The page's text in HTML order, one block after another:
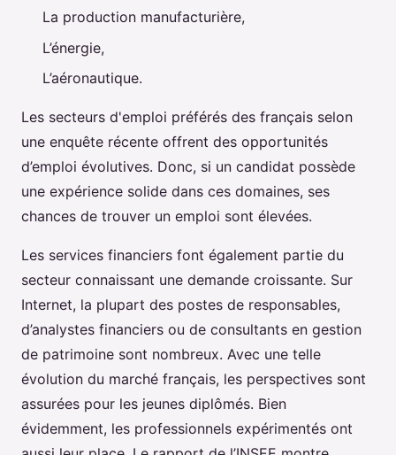
La production manufacturière,
L’énergie,
L’aéronautique.
Les secteurs d'emploi préférés des français selon
une enquête récente offrent des opportunités
d’emploi évolutives. Donc, si un candidat possède
une expérience solide dans ces domaines, ses
chances de trouver un emploi sont élevées.
Les services financiers font également partie du
secteur connaissant une demande croissante. Sur
Internet, la plupart des postes de responsables,
d’analystes financiers ou de consultants en gestion
de patrimoine sont nombreux. Avec une telle
évolution du marché français, les perspectives sont
assurées pour les jeunes diplômés. Bien
évidemment, les professionnels expérimentés ont